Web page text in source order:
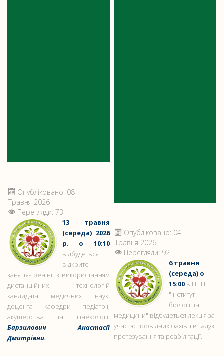
Опубліковано: 08
Травня 2026
Перегляди: 73
13 травня
(середа) 2026
р. о 10:10
відбудеться
відкрите
заняття-тренінг з використанням
дистанційних технологій
кандидата медичних наук,
доцента кафедри педіатрії,
акушерства та гінекології
Барзилович Анастасії
Дмитрівни.
Опубліковано: 04
Травня 2026
Перегляди: 92
6 травня
(середа) о
15:00 в ННЦ
"Інститут
біології та
медицини" відбудеться лекція за
участю провідних фахівців галузі
протезування та реабілітації.